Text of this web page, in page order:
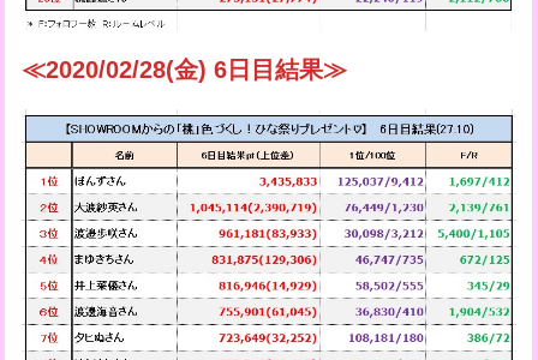
≪2020/02/28(金) 6日目結果≫